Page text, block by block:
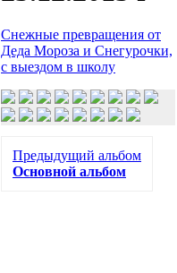
Снежные превращения от
Деда Мороза и Снегурочки,
с выездом в школу
Предыдущий альбом
Основной альбом